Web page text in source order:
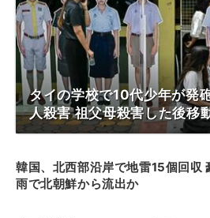
タイの学校で10代少年が発
人殺害 祖父母殺害した後移
韓国、北西部沿岸で地雷15個回収
雨で北朝鮮から流出か